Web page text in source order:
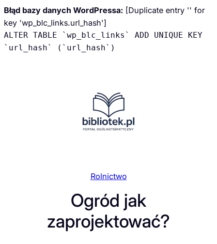
Błąd bazy danych WordPressa: [Duplicate entry '' for
key 'wp_blc_links.url_hash']
ALTER TABLE `wp_blc_links` ADD UNIQUE KEY
`url_hash` (`url_hash`)
Rolnictwo
Ogród jak
zaprojektować?